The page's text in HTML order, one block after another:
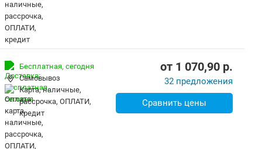
Бесплатная, сегодня
Самовывоз
карта, наличные,
рассрочка, ОПЛАТИ,
кредит
от 1 070,90 p.
32 предложения
Сравнить цены